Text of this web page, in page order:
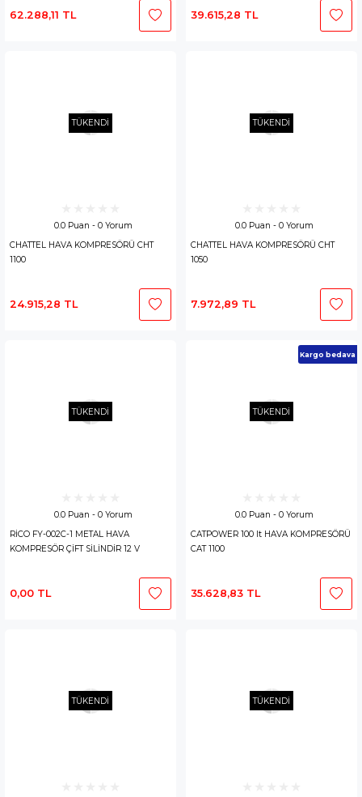
62.288,11 TL 39.615,28 TL
TÜKENDİ
0.0 Puan - 0 Yorum
CHATTEL HAVA KOMPRESÖRÜ CHT
1100
24.915,28 TL
TÜKENDİ
0.0 Puan - 0 Yorum
CHATTEL HAVA KOMPRESÖRÜ CHT
1050
7.972,89 TL
TÜKENDİ
0.0 Puan - 0 Yorum
RİCO FY-002C-1 METAL HAVA
KOMPRESÖR ÇİFT SİLİNDİR 12 V
0,00 TL
TÜKENDİ
Kargo bedava
0.0 Puan - 0 Yorum
CATPOWER 100 lt HAVA KOMPRESÖRÜ
CAT 1100
35.628,83 TL
TÜKENDİ TÜKENDİ